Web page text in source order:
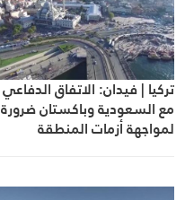
تركيا | فيدان: الاتفاق الدفاعي
مع السعودية وباكستان ضرورة
لمواجهة أزمات المنطقة